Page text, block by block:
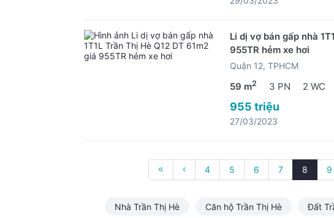
Li dị vợ bán gấp nhà
955TR hẻm xe hơi
Quận 12, TPHCM
59 m2 3 PN 2 WC
955 triệu
27/03/2023
4 5 6 7 8 9
Nhà Trần Thị Hè Căn hộ Trần Thị Hè Đất